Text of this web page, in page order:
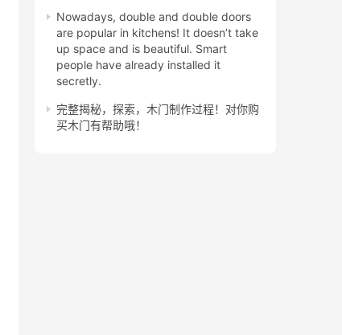
Nowadays, double and double doors
are popular in kitchens! It doesn’t take
up space and is beautiful. Smart
people have already installed it
secretly.
完整揭秘，探索，木门制作过程！对你购
买木门有帮助哦！